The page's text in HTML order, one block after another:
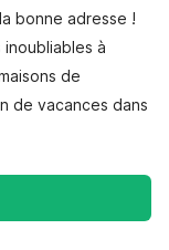
bonne adresse !
à
de
de vacances dans